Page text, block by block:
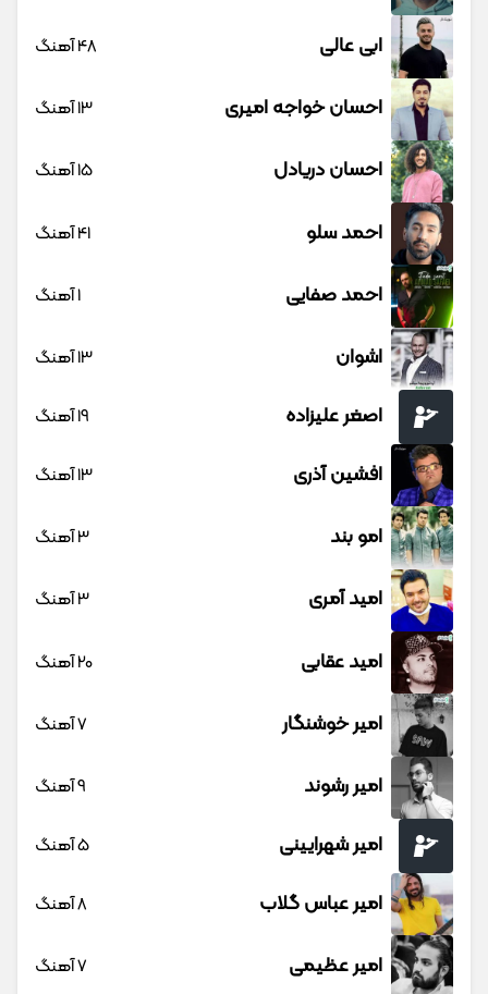
ابی عالی 48 آهنگ
احسان خواجه امیری 13 آهنگ
احسان دریادل 15 آهنگ
احمد سلو 41 آهنگ
احمد صفایی 1 آهنگ
اشوان 13 آهنگ
اصغر علیزاده 19 آهنگ
افشین آذری 13 آهنگ
امو بند 3 آهنگ
امید آمری 3 آهنگ
امید عقابی 20 آهنگ
امیر خوشنگار 7 آهنگ
امیر رشوند 9 آهنگ
امیر شهرایینی 5 آهنگ
امیر عباس گلاب 8 آهنگ
امیر عظیمی 7 آهنگ